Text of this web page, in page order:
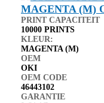
PRINT CAPACITEIT
10000 PRINTS
KLEUR:
MAGENTA (M)
OEM
OKI
OEM CODE
46443102
GARANTIE